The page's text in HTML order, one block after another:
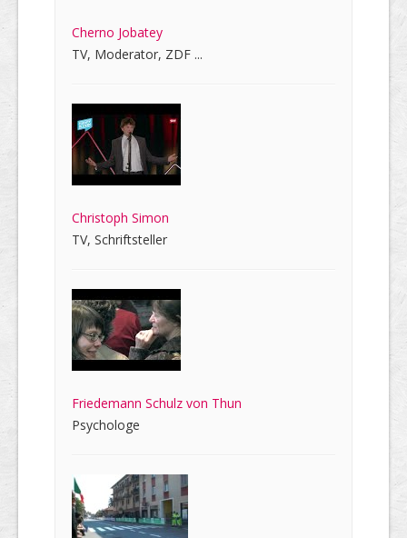
Cherno Jobatey
TV, Moderator, ZDF ...
Christoph Simon
TV, Schriftsteller
Friedemann Schulz von Thun
Psychologe